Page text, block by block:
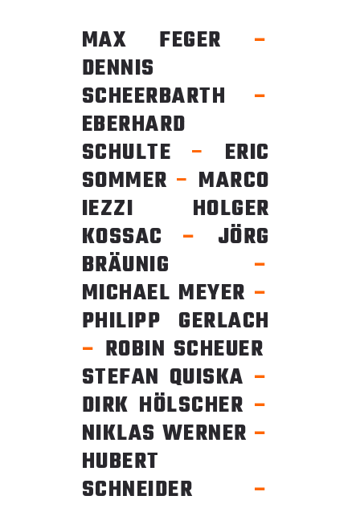
MAX FEGER –
DENNIS
SCHEERBARTH –
EBERHARD
SCHULTE – ERIC
SOMMER – MARCO
IEZZI HOLGER
KOSSAC –
JÖRG
BRÄUNIG –
MICHAEL MEYER –
PHILIPP GERLACH
– ROBIN SCHEUER
STEFAN QUISKA –
DIRK HÖLSCHER –
NIKLAS WERNER –
HUBERT
SCHNEIDER –